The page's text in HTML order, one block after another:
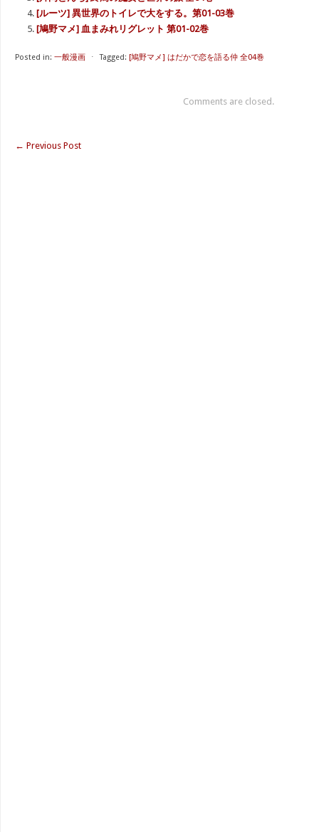
[ルーツ] 異世界のトイレで大をする。第01-03巻
[鳩野マメ] 血まみれリグレット 第01-02巻
Posted in: 一般漫画 ⋅ Tagged: [鳩野マメ] はだかで恋を語る仲 全04巻
Comments are closed.
← Previous Post